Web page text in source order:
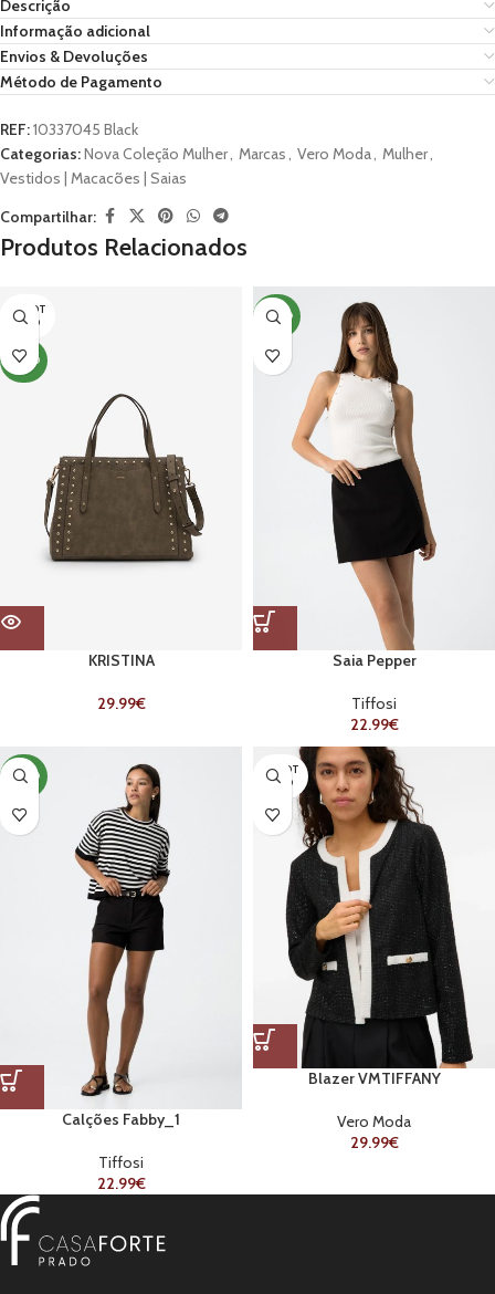
Descrição
Informação adicional
Envios & Devoluções
Método de Pagamento
REF:10337045 Black
Categorias:Nova Coleção Mulher, Marcas, Vero Moda, Mulher,
Vestidos | Macacões | Saias
Compartilhar:
Produtos Relacionados
ESGOT
ADO
NOVO
KRISTINA
29.99€
NOVO
Saia Pepper
Tiffosi
22.99€
NOVO
Calções Fabby_1
Tiffosi
22.99€
ESGOT
ADO
Blazer VMTIFFANY
Vero Moda
29.99€